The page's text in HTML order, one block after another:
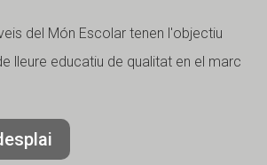
del Món Escolar tenen l'objectiu
lleure educatiu de qualitat en el marc